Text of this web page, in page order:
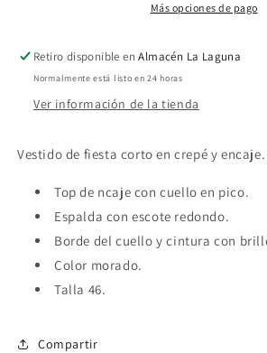
Más opciones de pago
Retiro disponible enAlmacén La Laguna
Normalmente está listo en 24 horas
Ver información de la tienda
Vestido de fiesta corto en crepé y encaje.
Top de ncaje con cuello en pico.
Espalda con escote redondo.
Borde del cuello y cintura con
Color morado.
Talla 46.
Compartir